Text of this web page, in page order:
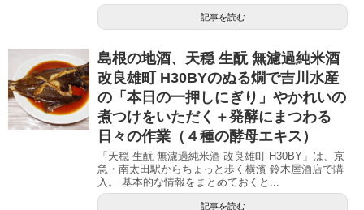
記事を読む
島根の地酒、天穏 生酛 無濾過純米酒
改良雄町 H30BYのぬる燗で吉川水産
の「本日の一押しにぎり」やかれいの
煮つけをいただく＋発酵にまつわる
日々の作業（４種の酵母エキス）
「天穏 生酛 無濾過純米酒 改良雄町 H30BY」は、京
急・南太田駅からちょっと歩く横濱 鈴木屋酒店で購
入。 基本的な情報をまとめておくと...
記事を読む